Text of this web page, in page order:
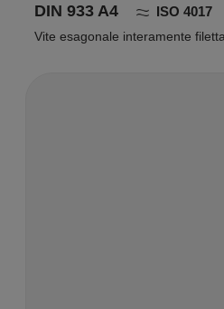
DIN 933 A4 ISO 4017
Vite esagonale interamente